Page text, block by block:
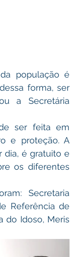
população é
forma, ser
a Secretária
ser feita em
e proteção. A
dia, é gratuito e
os diferentes
Secretaria
Referência de
do Idoso, Meris